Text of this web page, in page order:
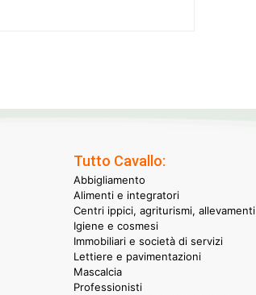
Tutto Cavallo:
Abbigliamento
Alimenti e integratori
Centri ippici, agriturismi, allevamenti
Igiene e cosmesi
Immobiliari e società di servizi
Lettiere e pavimentazioni
Mascalcia
Professionisti